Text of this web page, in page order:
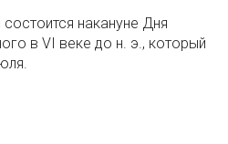
накануне Дня
в VI веке до н. э., который